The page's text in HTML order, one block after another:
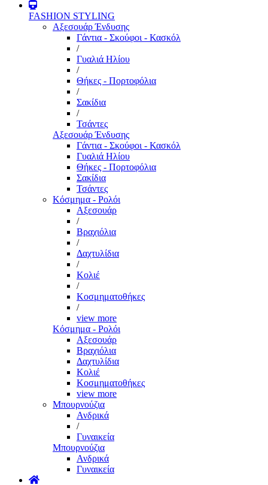
FASHION STYLING
Αξεσουάρ Ένδυσης
Γάντια - Σκούφοι - Κασκόλ
/
Γυαλιά Ηλίου
/
Θήκες - Πορτοφόλια
/
Σακίδια
/
Τσάντες
Αξεσουάρ Ένδυσης
Γάντια - Σκούφοι - Κασκόλ
Γυαλιά Ηλίου
Θήκες - Πορτοφόλια
Σακίδια
Τσάντες
Κόσμημα - Ρολόι
Αξεσουάρ
/
Βραχιόλια
/
Δαχτυλίδια
/
Κολιέ
/
Κοσμηματοθήκες
/
view more
Κόσμημα - Ρολόι
Αξεσουάρ
Βραχιόλια
Δαχτυλίδια
Κολιέ
Κοσμηματοθήκες
view more
Μπουρνούζια
Ανδρικά
/
Γυναικεία
Μπουρνούζια
Ανδρικά
Γυναικεία